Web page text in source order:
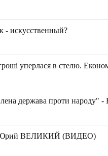
- искусственный?
уперлася в стелю.
держава проти народу" -
- Юрий ВЕЛИКИЙ (ВИДЕО)